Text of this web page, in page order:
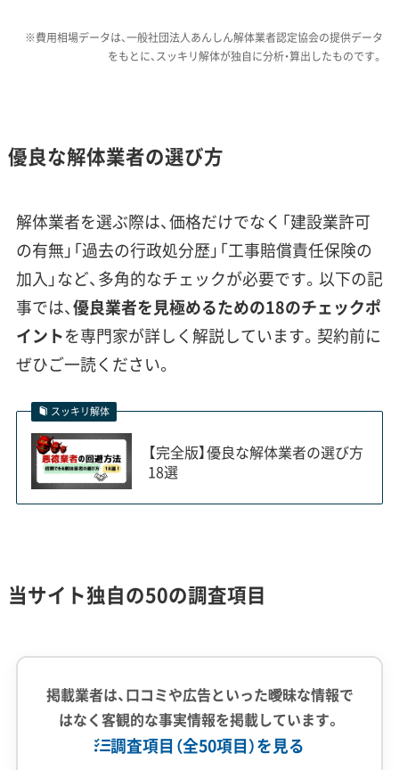
重機が使えず手作業で壊したり、2tトラックで
盛土造成地」のリスクを調べたり、必要に応じて
る可能性があります。
運営者 稲垣
私がこれまで見てきたご相談の中
でも、みよし市南部のような狭い道
でのトラブルは特に多いです。重機
が入れないため見積もりが高くな
るのは仕方ないのですが、問題は
「追加費用」。当初は安い金額を提
示し、後から「小運搬費」などを上乗
せする業者もいます。最初の見積も
つの顔を持つ街の解体事情
※費用相場データは、一般社団法人あんしん解体業者認定協会の提供データ
をもとに、スッキリ解体が独自に分析・算出したものです。
優良な解体業者の選び方
解体業者を選ぶ際は、価格だけでなく「建設業許可
の有無」「過去の行政処分歴」「工事賠償責任保険の
加入」など、多角的なチェックが必要です。以下の記
事では、優良業者を見極めるための18のチェックポ
イントを専門家が詳しく解説しています。契約前に
ぜひご一読ください。
スッキリ解体
【完全版】優良な解体業者の選び方
18選
当サイト独自の50の調査項目
掲載業者は、口コミや広告といった曖昧な情報で
はなく客観的な事実情報を掲載しています。
調査項目（全50項目）を見る